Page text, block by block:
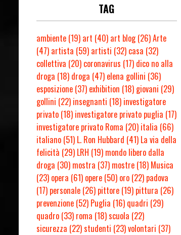
TAG
ambiente (19) art (40) art blog(26)Arte
(47) artista (59) artisti (32) casa (32)
collettiva (20) coronavirus (17) dico no alla
droga (18) droga (47) elena gollini (36)
esposizione (37) exhibition (18) giovani (29)
gollini (22) insegnanti (18) investigatore
privato (18) investigatore privato puglia (17)
investigatore privato Roma (20) italia (66)
italiano (51) L. Ron Hubbard (41) La via della
felicità (29) LRH (19) mondo libero dalla
droga (30) mostra (37) mostre (18) Musica
(23) opera (61) opere (50) oro (22) padova
(17) personale (26) pittore (19) pittura (26)
prevenzione (52) Puglia (16) quadri (29)
quadro (33) roma (18)scuola (22)
sicurezza (22)studenti (23)volontari (37)